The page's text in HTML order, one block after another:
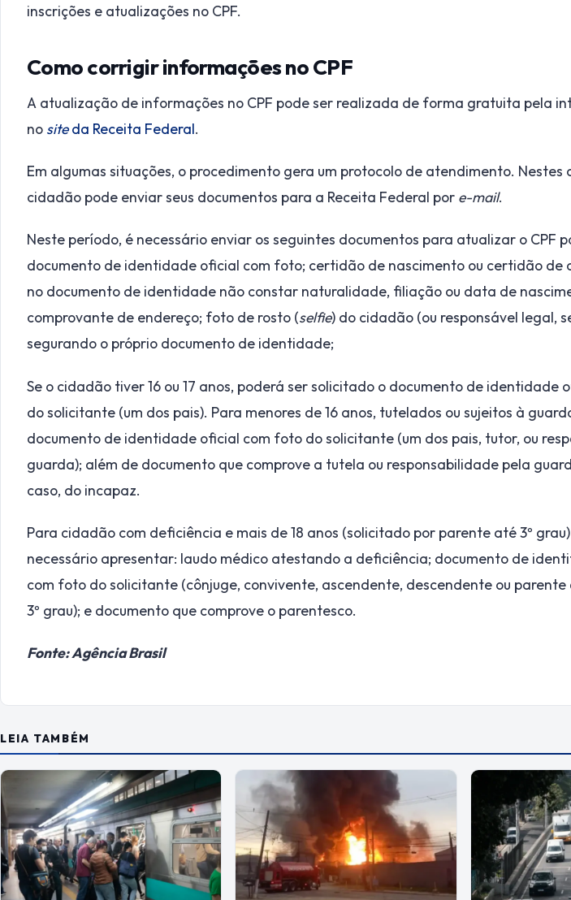
inscrições e atualizações no CPF.
Como corrigir informações no CPF
A atualização de informações no CPF pode ser realizada de forma gratuita pela
no siteda Receita Federal.
Em algumas situações, o procedimento gera um protocolo de atendimento. Nestes
cidadão pode enviar seus documentos para a Receita Federal por e-mail.
Neste período, é necessário enviar os seguintes documentos para atualizar o CPF
documento de identidade oficial com foto; certidão de nascimento ou certidão de
no documento de identidade não constar naturalidade, filiação ou data de
comprovante de endereço; foto de rosto (selfie) do cidadão (ou responsável legal,
segurando o próprio documento de identidade;
Se o cidadão tiver 16 ou 17 anos, poderá ser solicitado o documento de identidade
do solicitante (um dos pais). Para menores de 16 anos, tutelados ou sujeitos à
documento de identidade oficial com foto do solicitante (um dos pais, tutor, ou
guarda); além de documento que comprove a tutela ou responsabilidade pela
caso, do incapaz.
Para cidadão com deficiência e mais de 18 anos (solicitado por parente até 3º
necessário apresentar: laudo médico atestando a deficiência; documento de
com foto do solicitante (cônjuge, convivente, ascendente, descendente ou
3º grau); e documento que comprove o parentesco.
Fonte: Agência Brasil
LEIA TAMBÉM